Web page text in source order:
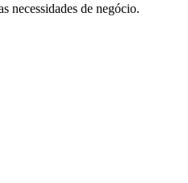
necessidades de negócio.